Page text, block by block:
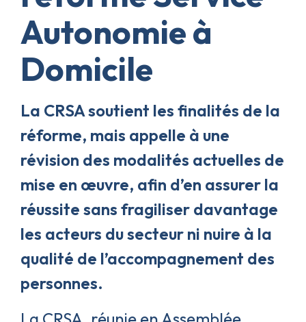
Autonomie à
Domicile
La CRSA soutient les finalités de la
réforme, mais appelle à une
révision des modalités actuelles de
mise en œuvre, afin d’en assurer la
réussite sans fragiliser davantage
les acteurs du secteur ni nuire à la
qualité de l’accompagnement des
personnes.